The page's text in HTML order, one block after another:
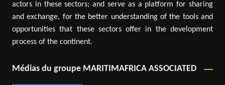
actors in these sectors; and serve as a platform for sharing
and exchange, for the better understanding of the tools and
opportunities that these sectors offer in the development
process of the continent.
Médias du groupe MARITIMAFRICA ASSOCIATED